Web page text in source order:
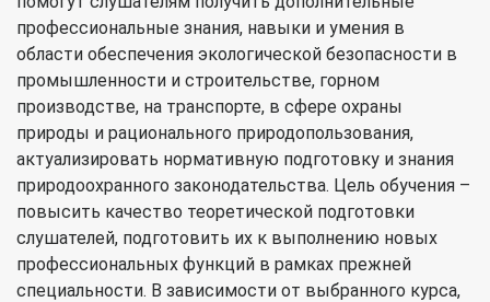
профессиональные знания, навыки и умения в
области обеспечения экологической безопасности в
промышленности и строительстве, горном
производстве, на транспорте, в сфере охраны
природы и рационального природопользования,
актуализировать нормативную подготовку и знания
природоохранного законодательства. Цель обучения –
повысить качество теоретической подготовки
слушателей, подготовить их к выполнению новых
профессиональных функций в рамках прежней
специальности. В зависимости от выбранного курса,